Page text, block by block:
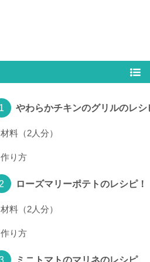
やわらかチキンのグリルのレシ
材料（2人分）
作り方
ローズマリーポテトのレシピ！
材料（2人分）
作り方
ミニトマトのマリネのレシピ